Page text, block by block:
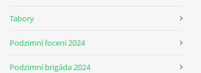
Tabory
Podzimní focení 2024
Podzimní brigáda 2024